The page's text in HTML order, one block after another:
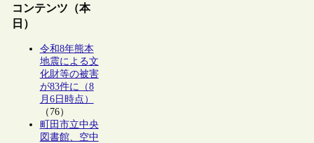
コンテンツ（本
日）
令和8年熊本
地震による文
化財等の被害
が83件に（8
月6日時点）
（76）
町田市立中央
図書館、空中